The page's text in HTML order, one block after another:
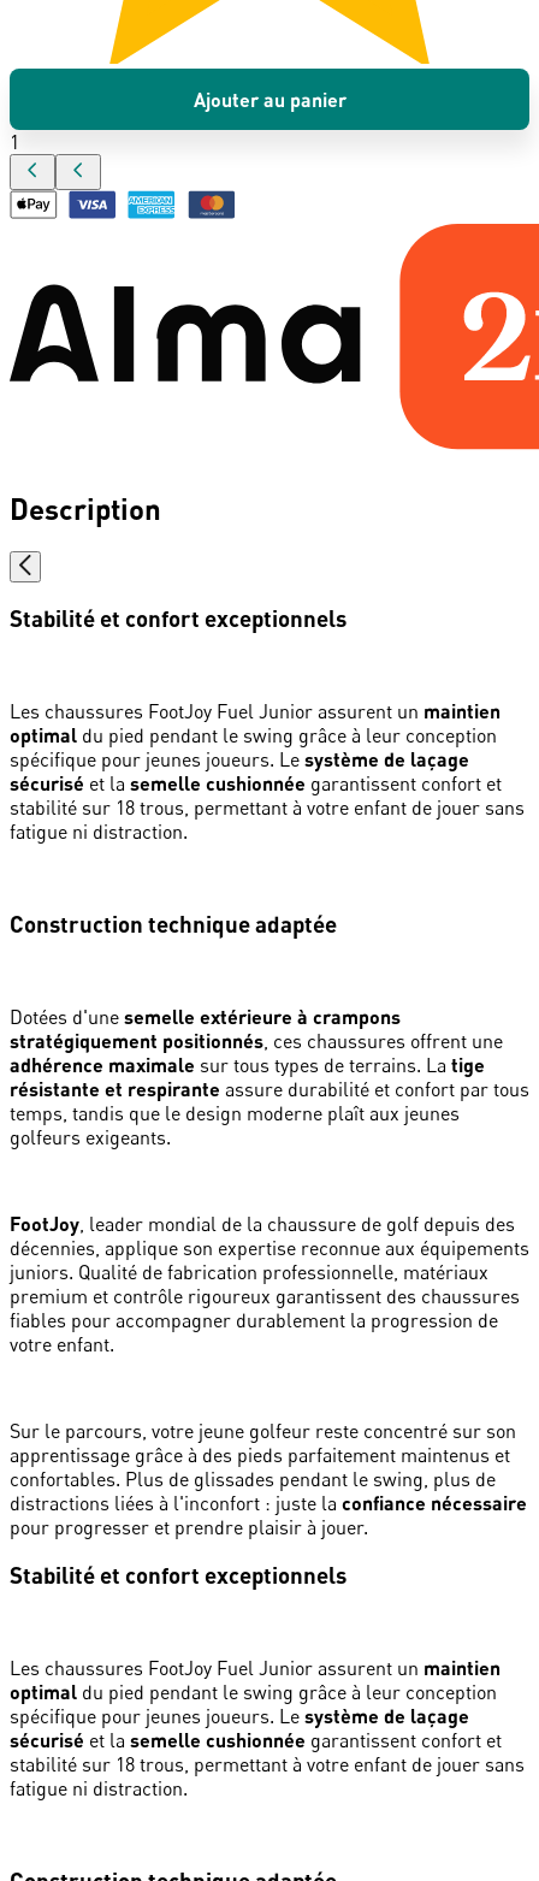
Ajouter au panier
1
Description
Stabilité et confort exceptionnels
Les chaussures FootJoy Fuel Junior assurent un maintien
optimal du pied pendant le swing grâce à leur conception
spécifique pour jeunes joueurs. Le système de laçage
sécurisé et la semelle cushionnée garantissent confort et
stabilité sur 18 trous, permettant à votre enfant de jouer sans
fatigue ni distraction.
Construction technique adaptée
Dotées d'une semelle extérieure à crampons
stratégiquement positionnés , ces chaussures offrent une
adhérence maximale sur tous types de terrains. La tige
résistante et respirante assure durabilité et confort par tous
temps, tandis que le design moderne plaît aux jeunes
golfeurs exigeants.
FootJoy , leader mondial de la chaussure de golf depuis des
décennies, applique son expertise reconnue aux équipements
juniors. Qualité de fabrication professionnelle, matériaux
premium et contrôle rigoureux garantissent des chaussures
fiables pour accompagner durablement la progression de
votre enfant.
Sur le parcours, votre jeune golfeur reste concentré sur son
apprentissage grâce à des pieds parfaitement maintenus et
confortables. Plus de glissades pendant le swing, plus de
distractions liées à l'inconfort : juste la confiance nécessaire
pour progresser et prendre plaisir à jouer.
Stabilité et confort exceptionnels
Les chaussures FootJoy Fuel Junior assurent un maintien
optimal du pied pendant le swing grâce à leur conception
spécifique pour jeunes joueurs. Le système de laçage
sécurisé et la semelle cushionnée garantissent confort et
stabilité sur 18 trous, permettant à votre enfant de jouer sans
fatigue ni distraction.